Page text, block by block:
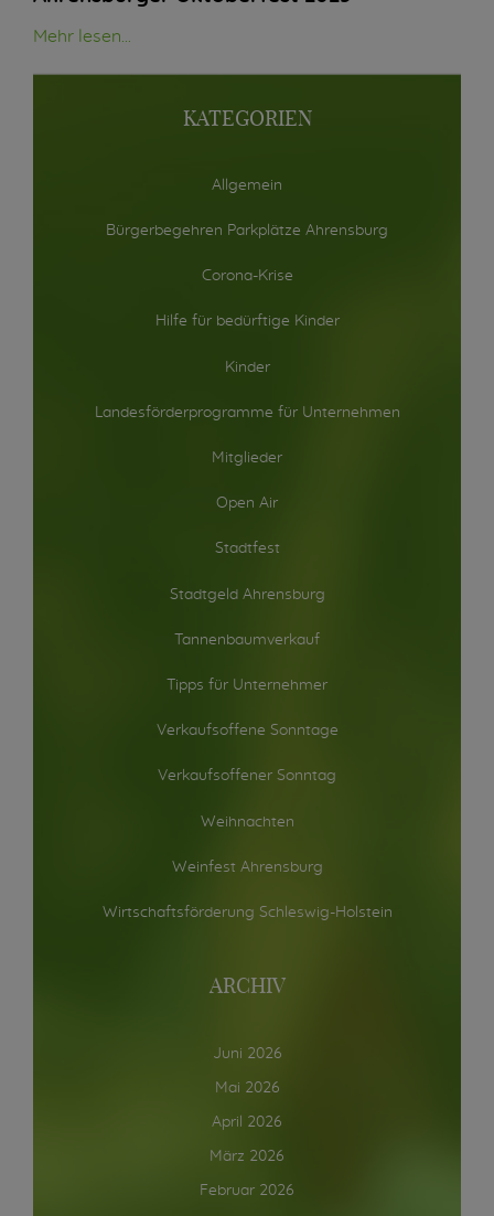
Mehr lesen...
KATEGORIEN
Allgemein
Bürgerbegehren Parkplätze Ahrensburg
Corona-Krise
Hilfe für bedürftige Kinder
Kinder
Landesförderprogramme für Unternehmen
Mitglieder
Open Air
Stadtfest
Stadtgeld Ahrensburg
Tannenbaumverkauf
Tipps für Unternehmer
Verkaufsoffene Sonntage
Verkaufsoffener Sonntag
Weihnachten
Weinfest Ahrensburg
Wirtschaftsförderung Schleswig-Holstein
ARCHIV
Juni 2026
Mai 2026
April 2026
März 2026
Februar 2026